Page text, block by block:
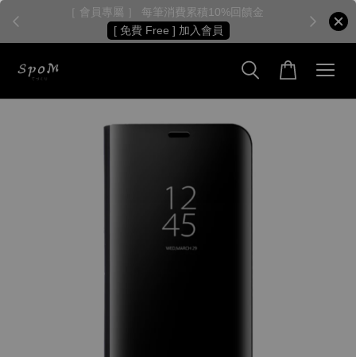
［ 會員專屬 ］ 每筆消費累積10%回饋金
[ 免費 Free ] 加入會員